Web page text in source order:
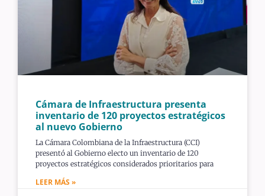
Cámara de Infraestructura presenta
inventario de 120 proyectos estratégicos
al nuevo Gobierno
La Cámara Colombiana de la Infraestructura (CCI)
presentó al Gobierno electo un inventario de 120
proyectos estratégicos considerados prioritarios para
LEER MÁS »